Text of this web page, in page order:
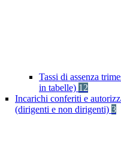
Tassi di assenza
in tabelle) 12
Incarichi conferiti e
(dirigenti e non dirigenti) 3